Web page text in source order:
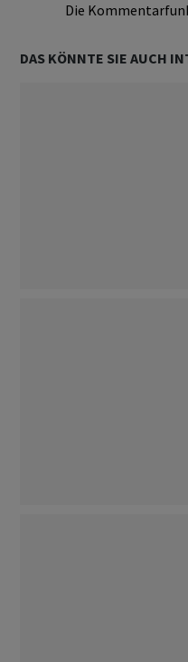
Die
DAS KÖNNTE SIE AUCH